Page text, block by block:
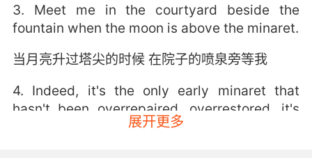
3. Meet me in the courtyard beside the
fountain when the moon is above the minaret.
当月亮升过塔尖的时候 在院子的喷泉旁等我
4. Indeed, it's the only early minaret that
hasn't been overrepaired, overrestored, it's
authentic, fantastic.展开更多